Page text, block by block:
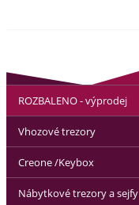
ROZBALENO - výprodej
Vhozové trezory
Creone /Keybox
Nábytkové trezory a sejfy